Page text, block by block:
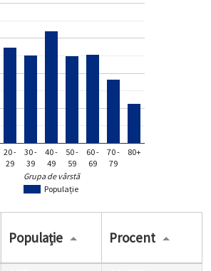
Populație
20 -
29
30 -
39
40 -
49
50 -
59
60 -
69
70 -
79
80+
Grupa de vârstă
Populație Procent